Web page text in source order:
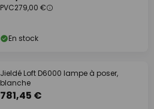
PVC279,00 €
En stock
Jieldé Loft D6000 lampe à poser,
blanche
781,45 €